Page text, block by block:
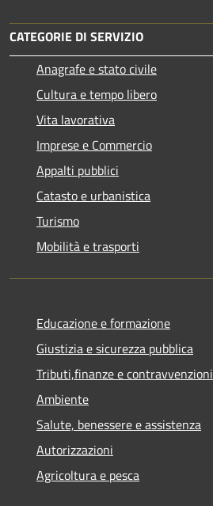
CATEGORIE DI SERVIZIO
Anagrafe e stato civile
Cultura e tempo libero
Vita lavorativa
Imprese e Commercio
Appalti pubblici
Catasto e urbanistica
Turismo
Mobilità e trasporti
Educazione e formazione
Giustizia e sicurezza pubblica
Tributi,finanze e contravvenzioni
Ambiente
Salute, benessere e assistenza
Autorizzazioni
Agricoltura e pesca